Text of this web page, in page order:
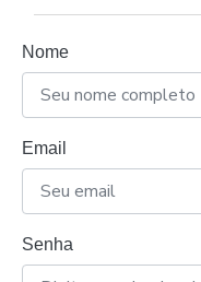
Nome
Email
Senha